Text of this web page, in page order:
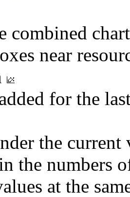
combined
near
for the
the
the numbers
at the